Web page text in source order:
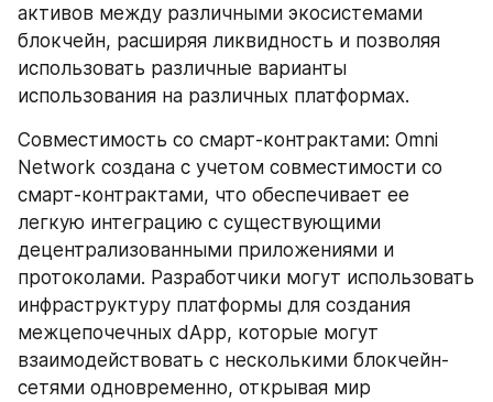
активов между различными экосистемами
блокчейн, расширяя ликвидность и позволяя
использовать различные варианты
использования на различных платформах.
Совместимость со смарт-контрактами: Omni
Network создана с учетом совместимости со
смарт-контрактами, что обеспечивает ее
легкую интеграцию с существующими
децентрализованными приложениями и
протоколами. Разработчики могут использовать
инфраструктуру платформы для создания
межцепочечных dApp, которые могут
взаимодействовать с несколькими блокчейн-
сетями одновременно, открывая мир